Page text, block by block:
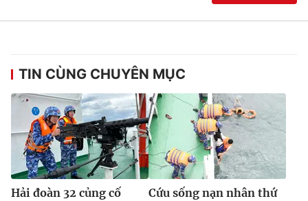
TIN CÙNG CHUYÊN MỤC
Hải đoàn 32 củng cố
Cứu sống nạn nhân thứ